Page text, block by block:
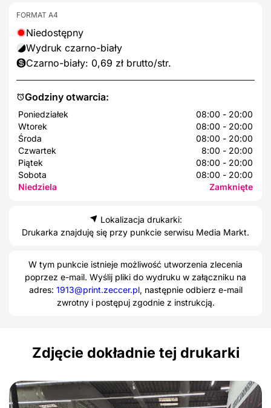
Godziny otwarcia:
Poniedziałek
08:00 - 20:00
Wtorek
08:00 - 20:00
Środa
08:00 - 20:00
Czwartek
8:00 - 20:00
Piątek
08:00 - 20:00
Sobota
08:00 - 20:00
Niedziela
Zamknięte
FORMAT A4
Niedostępny
Wydruk czarno-biały
Czarno-biały: 0,69 zł brutto/str.
Lokalizacja drukarki:
Drukarka znajduję się przy punkcie serwisu Media Markt.
W tym punkcie istnieje możliwość utworzenia zlecenia
poprzez e-mail. Wyślij pliki do wydruku w załączniku na
adres: 1913@print.zeccer.pl, następnie odbierz e-mail
zwrotny i postępuj zgodnie z instrukcją.
Zdjęcie dokładnie tej drukarki